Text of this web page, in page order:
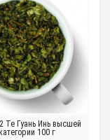
Те Гуань Инь высшей
100 г